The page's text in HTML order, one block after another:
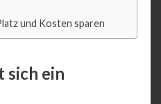
und Kosten sparen
sich ein